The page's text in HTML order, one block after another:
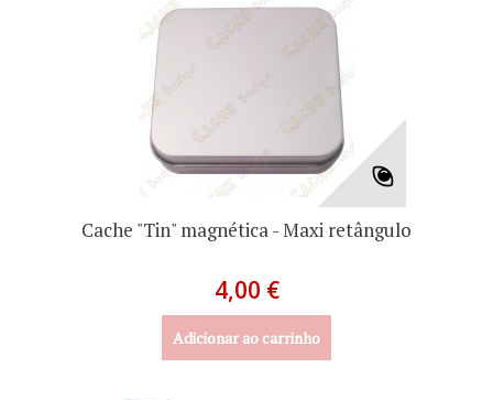
Cache "Tin" magnética - Maxi retângulo
4,00 €
Adicionar ao carrinho